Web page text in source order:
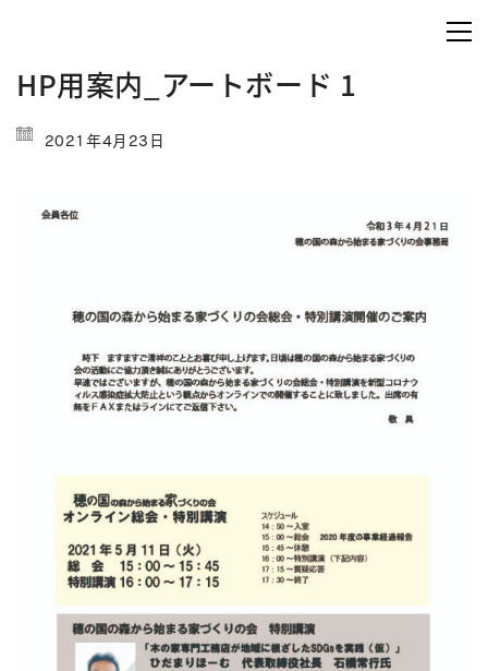
HP用案内_アートボード 1
2021年4月23日